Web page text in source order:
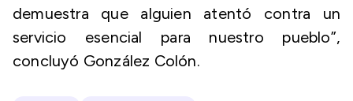
demuestra que alguien atentó contra un
servicio esencial para nuestro pueblo”,
concluyó González Colón.